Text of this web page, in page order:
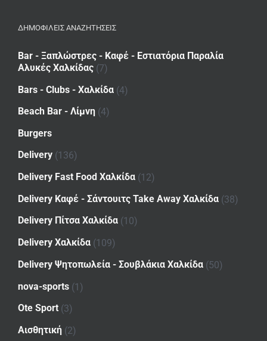
ΔΗΜΟΦΙΛΕΙΣ ΑΝΑΖΗΤΗΣΕΙΣ
Bar - Ξαπλώστρες - Καφέ - Εστιατόρια Παραλία
Αλυκές Χαλκίδας (7)
Bars - Clubs - Χαλκίδα (4)
Beach Bar - Λίμνη (4)
Burgers
Delivery (136)
Delivery Fast Food Χαλκίδα (12)
Delivery Καφέ - Σάντουιτς Take Away Χαλκίδα (38)
Delivery Πίτσα Χαλκίδα (10)
Delivery Χαλκίδα (109)
Delivery Ψητοπωλεία - Σουβλάκια Χαλκίδα (50)
nova-sports (1)
Ote Sport (3)
Αισθητική (2)